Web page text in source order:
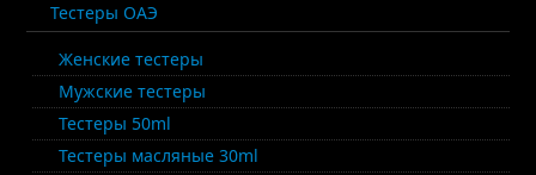
Тестеры ОАЭ
Женские тестеры
Мужские тестеры
Тестеры 50ml
Тестеры масляные 30ml